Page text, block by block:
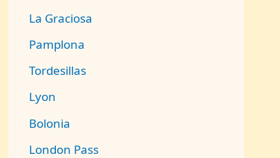
La Graciosa
Pamplona
Tordesillas
Lyon
Bolonia
London Pass